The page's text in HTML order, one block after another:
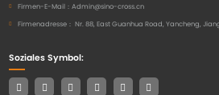
Firmen-E-Mail： Admin@sino-cross.cn
Firmenadresse： Nr. 88, East Guanhua Road, Yancheng,
Soziales Symbol: